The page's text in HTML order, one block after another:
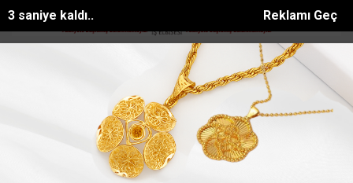
Reklamı Geç
2 saniye kaldı..
iki otomobil çarpıştı: 2 yaralı Kahramanmaraşta çıkan orman